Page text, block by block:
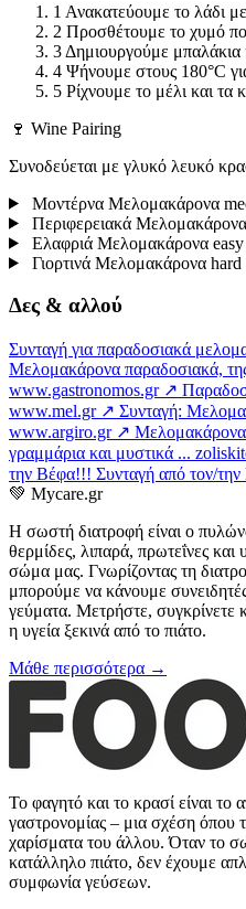
1 Ανακατεύουμε το λάδι
2 Προσθέτουμε το χυμό
3 Δημιουργούμε μπαλάκια
4 Ψήνουμε στους 180°C
5 Ρίχνουμε το μέλι και τα
🍷 Wine Pairing
Συνοδεύεται με γλυκό λευκό
Μοντέρνα Μελομακάρονα
Περιφερειακά Μελομακάρονα
Ελαφριά Μελομακάρονα easy
Γιορτινά Μελομακάρονα hard
Δες & αλλού
Συνταγή για παραδοσιακά
Μελομακάρονα παραδοσιακά,
www.gastronomos.gr ↗
www.mel.gr ↗ Συνταγή:
www.argiro.gr ↗
γραμμάρια και μυστικά ...
την Βέφα!!! Συνταγή από τον/
💚 Mycare.gr
Η σωστή διατροφή είναι ο
θερμίδες, λιπαρά, πρωτεΐνες
σώμα μας. Γνωρίζοντας τη
μπορούμε να κάνουμε
γεύματα. Μετρήστε, συγκρίνετε
η υγεία ξεκινά από το πιάτο.
Μάθε περισσότερα →
Το φαγητό και το κρασί είναι το
γαστρονομίας – μια σχέση όπου
χαρίσματα του άλλου. Όταν το
κατάλληλο πιάτο, δεν έχουμε
συμφωνία γεύσεων.